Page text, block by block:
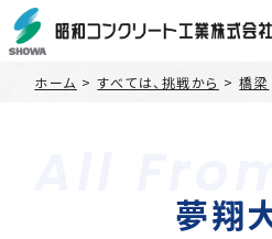
ホーム >すべては、挑戦から >橋梁
夢翔